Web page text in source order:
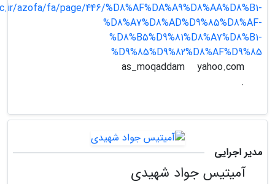
azofa/fa/page/446/%D8%AF%DA%A9%D8%AA%D8%B1-
%D8%A7%D8%AD%D9%85%D8%AF-
%D8%B5%D9%81%D8%A7%D8%B1-
%D9%85%D9%82%D8%AF%D9%85
yahoo.com
.
مدیر اجرایی
آمیتیس جواد شهیدی